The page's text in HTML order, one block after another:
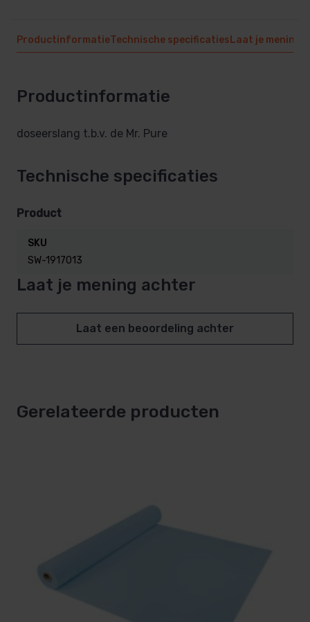
ProductinformatieTechnische specificaties Laat je mening
Productinformatie
doseerslang t.b.v. de Mr. Pure
Technische specificaties
Product
SKU
SW-1917013
Laat je mening achter
Laat een beoordeling achter
Gerelateerde producten